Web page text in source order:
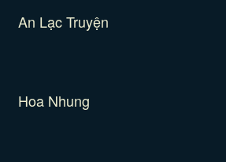
An Lạc Truyện
Hoa Nhung